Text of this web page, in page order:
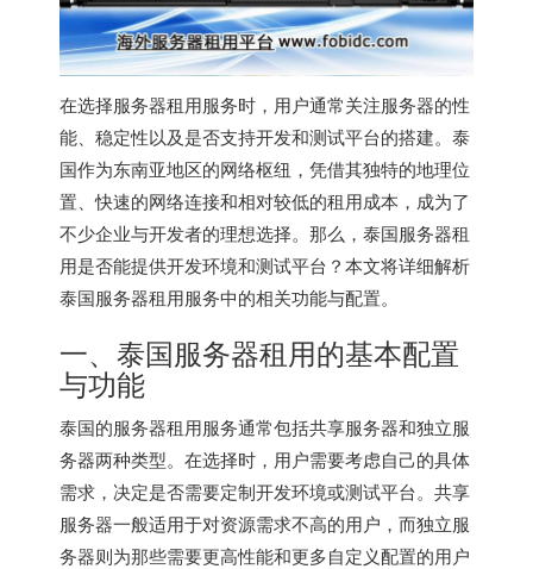
在选择服务器租用服务时，用户通常关注服务器的性
能、稳定性以及是否支持开发和测试平台的搭建。泰
国作为东南亚地区的网络枢纽，凭借其独特的地理位
置、快速的网络连接和相对较低的租用成本，成为了
不少企业与开发者的理想选择。那么，泰国服务器租
用是否能提供开发环境和测试平台？本文将详细解析
泰国服务器租用服务中的相关功能与配置。
一、泰国服务器租用的基本配置
与功能
泰国的服务器租用服务通常包括共享服务器和独立服
务器两种类型。在选择时，用户需要考虑自己的具体
需求，决定是否需要定制开发环境或测试平台。共享
服务器一般适用于对资源需求不高的用户，而独立服
务器则为那些需要更高性能和更多自定义配置的用户